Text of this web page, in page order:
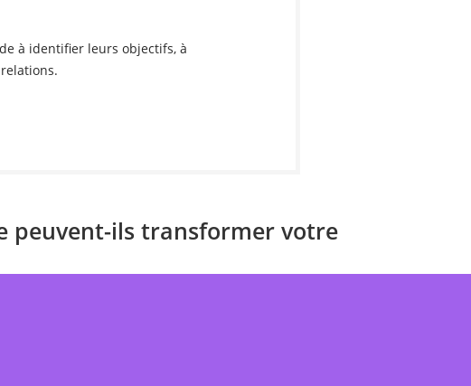
à identifier leurs objectifs, à
peuvent-ils transformer votre